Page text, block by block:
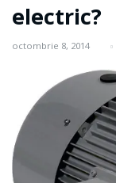
electric?
octombrie 8, 2014